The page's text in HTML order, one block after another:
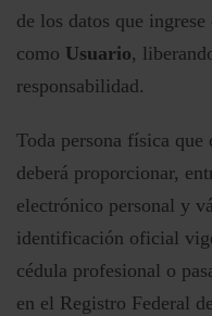
de los datos que
como Usuario,
responsabilidad.
Toda persona física que
deberá proporcionar,
electrónico personal y
identificación oficial
cédula profesional o
en el Registro Federal